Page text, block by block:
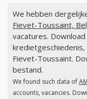
We hebben
Fievet-Toussaint,
vacatures.
Fievet-Toussaint.
bestand.
We found such data of
accounts, vacancies.